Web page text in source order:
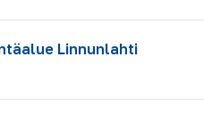
Linnunlahti